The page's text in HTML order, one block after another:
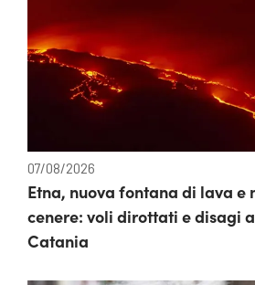
07/08/2026
Etna, nuova fontana di lava e
cenere: voli dirottati e disagi
Catania